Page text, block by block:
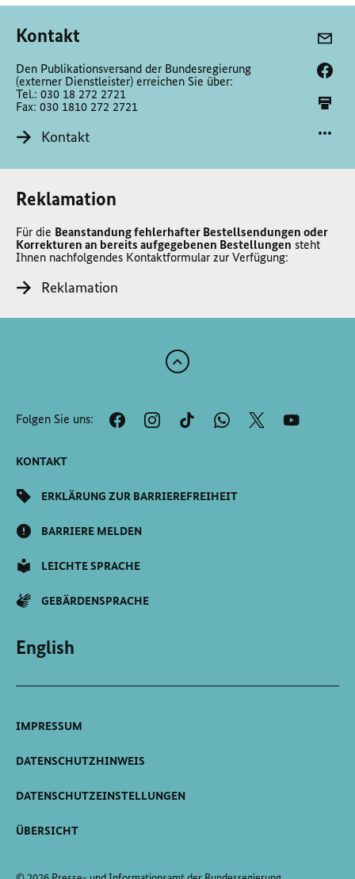
Kontakt
Den Publikationsversand der Bundesregierung
(externer Dienstleister) erreichen Sie über:
Tel.: 030 18 272 2721
Fax: 030 1810 272 2721
Kontakt
Reklamation
Für die Beanstandung fehlerhafter Bestellsendungen oder
Korrekturen an bereits aufgegebenen Bestellungen steht
Ihnen nachfolgendes Kontaktformular zur Verfügung:
Reklamation
Zum
der
Seite
Folgen Sie uns:
KONTAKT
ERKLÄRUNG ZUR BARRIEREFREIHEIT
BARRIERE MELDEN
LEICHTE SPRACHE
GEBÄRDENSPRACHE
English
IMPRESSUM
DATENSCHUTZHINWEIS
DATENSCHUTZEINSTELLUNGEN
ÜBERSICHT